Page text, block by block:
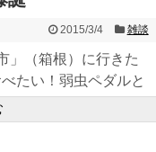
2015/3/4 雑談
」（箱根）に行きた
たい！弱虫ペダルと